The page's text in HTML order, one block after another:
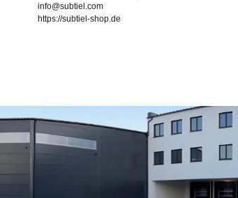
info@subtiel.com
https://subtiel-shop.de